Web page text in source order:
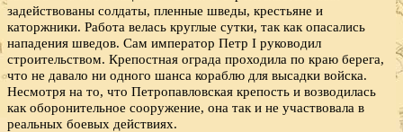
задействованы солдаты, пленные шведы, крестьяне и
каторжники. Работа велась круглые сутки, так как опасались
нападения шведов. Сам император Петр I руководил
строительством. Крепостная ограда проходила по краю берега,
что не давало ни одного шанса кораблю для высадки войска.
Несмотря на то, что Петропавловская крепость и возводилась
как оборонительное сооружение, она так и не участвовала в
реальных боевых действиях.